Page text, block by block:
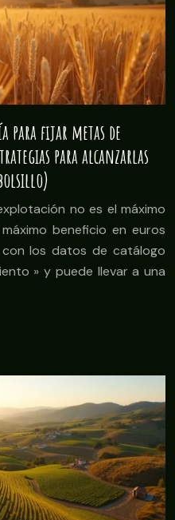
para fijar metas de
para alcanzarlas
no es el máximo
beneficio en euros
los datos de catálogo
» y puede llevar a una